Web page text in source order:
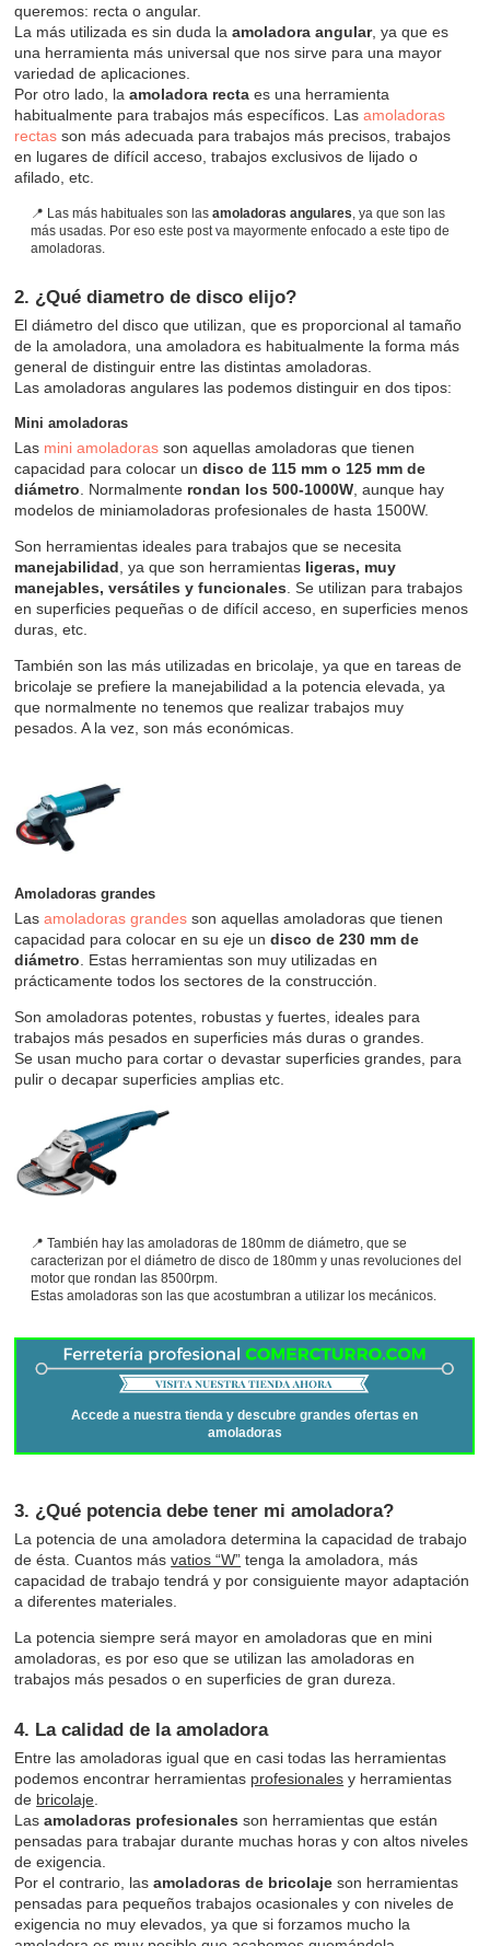
queremos: recta o angular.
La más utilizada es sin duda laamoladora angular, ya que es
una herramienta más universal que nos sirve para una mayor
variedad de aplicaciones.
Por otro lado, laamoladora recta es una herramienta
habitualmente para trabajos más específicos. Lasamoladoras
rectas son más adecuada para trabajos más precisos, trabajos
en lugares de difícil acceso, trabajos exclusivos de lijado o
afilado, etc.
Las más habituales son lasamoladoras angulares , ya que son las
más usadas. Por eso este post va mayormente enfocado a este tipo de
amoladoras.
2. ¿Qué diametro de disco elijo?
El diámetro del disco que utilizan, que es proporcional al tamaño
de la amoladora, una amoladora es habitualmente la forma más
general de distinguir entre las distintas amoladoras.
Las amoladoras angulares las podemos distinguir en dos tipos:
Mini amoladoras
Las mini amoladoras son aquellas amoladoras que tienen
capacidad para colocar undisco de 115 mm o 125 mm de
diámetro . Normalmente rondan los 500-1000W , aunque hay
modelos de miniamoladoras profesionales de hasta 1500W.
Son herramientas ideales para trabajos que se necesita
manejabilidad , ya que son herramientas ligeras, muy
manejables, versátiles y funcionales . Se utilizan para trabajos
en superficies pequeñas o de difícil acceso, en superficies menos
duras, etc.
También son las más utilizadas en bricolaje, ya que en tareas de
bricolaje se prefiere la manejabilidad a la potencia elevada, ya
que normalmente no tenemos que realizar trabajos muy
pesados. A la vez, son más económicas.
Amoladoras grandes
Lasamoladoras grandes son aquellas amoladoras que tienen
capacidad para colocar en su eje undisco de 230 mm de
diámetro . Estas herramientas son muy utilizadas en
prácticamente todos los sectores de la construcción.
Son amoladoras potentes, robustas y fuertes, ideales para
trabajos más pesados en superficies más duras o grandes.
Se usan mucho para cortar o devastar superficies grandes, para
pulir o decapar superficies amplias etc.
También hay las amoladoras de 180mm de diámetro, que se
caracterizan por el diámetro de disco de 180mm y unas revoluciones del
motor que rondan las 8500rpm.
Estas amoladoras son las que acostumbran a utilizar los mecánicos.
Accede a nuestra tienda y descubre grandes ofertas en
amoladoras
3. ¿Qué potencia debe tener mi amoladora?
La potencia de una amoladora determina la capacidad de trabajo
de ésta. Cuantos másvatios “W” tenga la amoladora, más
capacidad de trabajo tendrá y por consiguiente mayor adaptación
a diferentes materiales.
La potencia siempre será mayor en amoladoras que en mini
amoladoras, es por eso que se utilizan las amoladoras en
trabajos más pesados o en superficies de gran dureza.
4. La calidad de la amoladora
Entre las amoladoras igual que en casi todas las herramientas
podemos encontrar herramientas profesionales y herramientas
de bricolaje
Lasamoladoras profesionales son herramientas que están
pensadas para trabajar durante muchas horas y con altos niveles
de exigencia.
Por el contrario, lasamoladoras de bricolaje son herramientas
pensadas para pequeños trabajos ocasionales y con niveles de
exigencia no muy elevados, ya que si forzamos mucho la